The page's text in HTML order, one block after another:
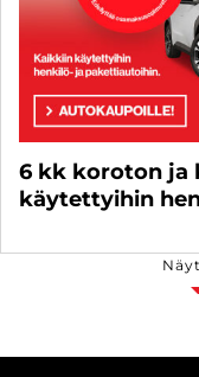
6 kk koroton ja
käytettyihin